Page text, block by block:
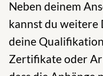
Neben deinem
kannst du weitere
deine
Zertifikate oder